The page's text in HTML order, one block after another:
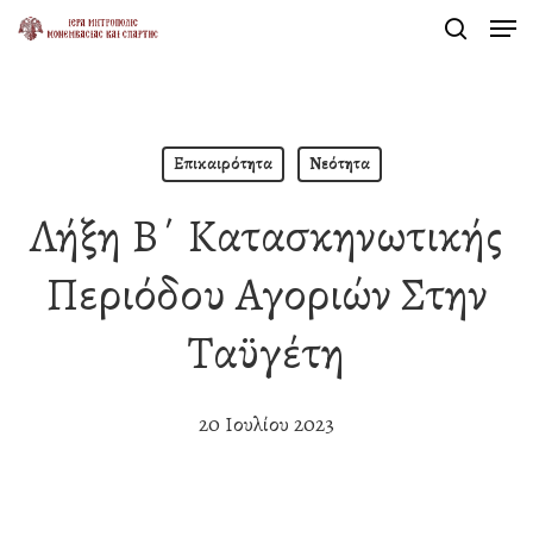
Skip
Επικαιρότητα Νεότητα
Λήξη Β΄ Κατασκηνωτικής
Περιόδου Αγοριών Στην
Ταϋγέτη
20 Ιουλίου 2023